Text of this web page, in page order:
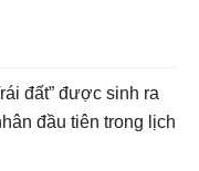
đất” được sinh ra
đầu tiên trong lịch